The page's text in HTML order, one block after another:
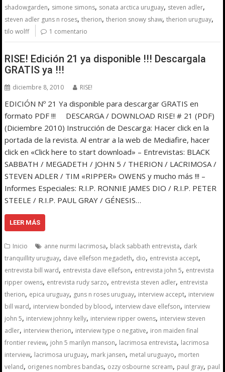
shadowgarden, simone simons, sonata arctica uruguay, steven adler,
steven adler guns n roses,therion,therion snowy shaw,therion uruguay,
tilo wolff 1 comentario
RISE! Edición 21 ya disponible !!! Descargala
GRATIS ya !!!
diciembre 8, 2010 RISE!
EDICIÓN Nº 21 Ya disponible para descargar GRATIS en
formato PDF !!! DESCARGA / DOWNLOAD RISE! # 21 (PDF)
(Diciembre 2010) Instrucción de Descarga: Hacer click en la
portada de la revista. Al entrar a la web de Mediafire, hacer
click en «Click here to start download» – Entrevistas: BLACK
SABBATH / MEGADETH / JOHN 5 / THERION / LACRIMOSA /
STEVEN ADLER / TIM «RIPPER» OWENS y mucho más !!! –
Informes Especiales: R.I.P. RONNIE JAMES DIO / R.I.P. PETER
STEELE / R.I.P. PAUL GRAY / GÉNESIS…
LEER MÁS
Inicio anne nurmi lacrimosa, black sabbath entrevista, dark
tranquillity uruguay, dave ellefson megadeth, dio, entrevista accept,
entrevista bill ward, entrevista dave ellefson, entrevista john 5, entrevista
ripper owens, entrevista rudy sarzo, entrevista steven adler, entrevista
therion, epica uruguay, guns n roses uruguay, interview accept, interview
bill ward, interview bonded by blood, interview dave ellefson, interview
john 5, interview johnny kelly, interview ripper owens, interview steven
adler, interview therion, interview type o negative, iron maiden final
frontier review, john 5 marilyn manson, lacrimosa entrevista, lacrimosa
interview, lacrimosa uruguay, mark jansen, metal uruguayo, morten
veland, origenes nombres bandas, ozzy osbourne scream, paul gray, paul